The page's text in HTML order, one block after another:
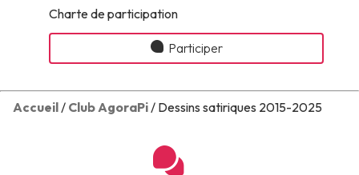
Charte de participation
Participer
Accueil/ Club AgoraPi/ Dessins satiriques 2015-2025